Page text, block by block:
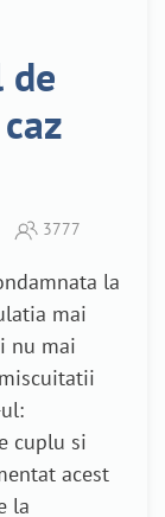
3777
la
mai
nu mai
cuplu si
acest
la